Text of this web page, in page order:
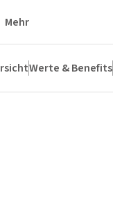
Mehr
Werte & Benefits